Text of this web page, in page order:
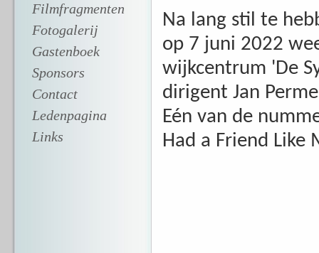
Filmfragmenten
Fotogalerij
Gastenboek
Sponsors
Contact
Ledenpagina
Links
Na lang stil te
op 7 juni 2022
wijkcentrum 'De
dirigent Jan
Eén van de
Had a Friend Like